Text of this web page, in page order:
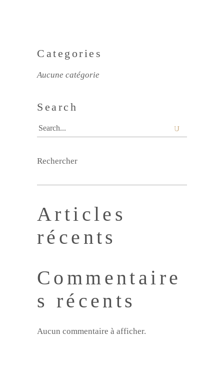
Categories
Aucune catégorie
Search
Search
for:
Rechercher
Articles
récents
Commentaire
s récents
Aucun commentaire à afficher.